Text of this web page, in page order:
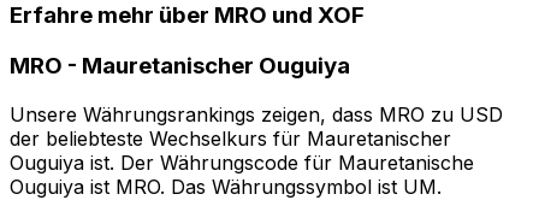
Erfahre mehr über MRO und XOF
MRO - Mauretanischer Ouguiya
Unsere Währungsrankings zeigen, dass MRO zu USD
der beliebteste Wechselkurs für Mauretanischer
Ouguiya ist. Der Währungscode für Mauretanische
Ouguiya ist MRO. Das Währungssymbol ist UM.